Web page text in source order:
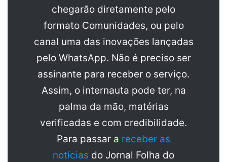
chegarão diretamente pelo
formato Comunidades, ou pelo
canal uma das inovações lançadas
pelo WhatsApp. Não é preciso ser
assinante para receber o serviço.
Assim, o internauta pode ter, na
palma da mão, matérias
verificadas e com credibilidade.
Para passar a receber as
notícias do Jornal Folha do